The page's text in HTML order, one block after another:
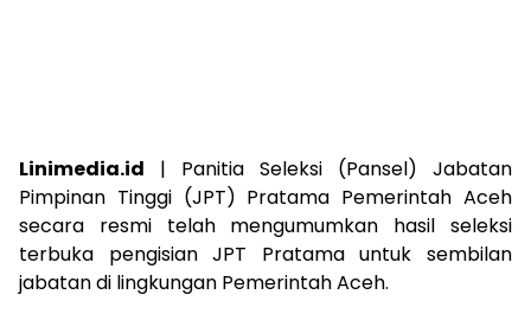
Linimedia.id | Panitia Seleksi (Pansel) Jabatan
Pimpinan Tinggi (JPT) Pratama Pemerintah Aceh
secara resmi telah mengumumkan hasil seleksi
terbuka pengisian JPT Pratama untuk sembilan
jabatan di lingkungan Pemerintah Aceh.